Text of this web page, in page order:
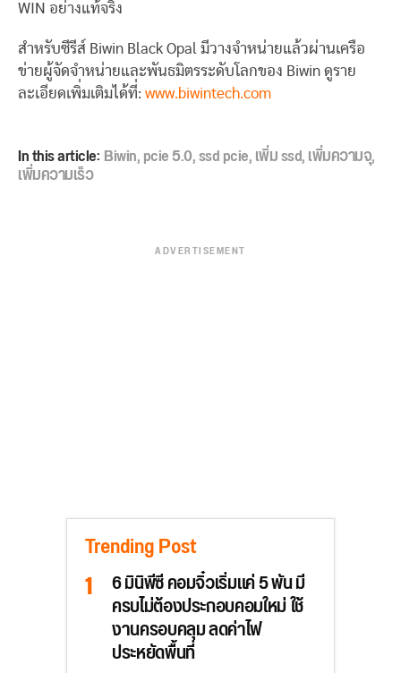
WIN อย่างแท้จริง
สำหรับซีรีส์ Biwin Black Opal มีวางจำหน่ายแล้วผ่านเครือ
ข่ายผู้จัดจำหน่ายและพันธมิตรระดับโลกของ Biwin ดูราย
ละเอียดเพิ่มเติมได้ที่: www.biwintech.com
In this article:Biwin,pcie 5.0,ssd pcie,เพิ่ม ssd,เพิ่มความจุ,
เพิ่มความเร็ว
ADVERTISEMENT
Trending Post
6 มินิพีซี คอมจิ๋วเริ่มแค่ 5 พัน มี
ครบไม่ต้องประกอบคอมใหม่ ใช้
งานครอบคลุม ลดค่าไฟ
ประหยัดพื้นที่